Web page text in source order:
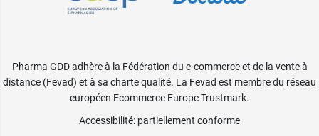
Pharma GDD adhère à la Fédération du e-commerce et de la vente à
distance (Fevad) et à sa charte qualité. La Fevad est membre du réseau
européen Ecommerce Europe Trustmark.
Accessibilité: partiellement conforme